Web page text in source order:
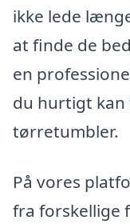
ikke lede
at finde de
en
du hurtigt kan
tørretumbler.
På vores
fra forskellige